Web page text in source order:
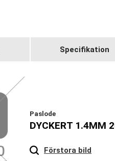
Specifikation
Paslode
DYCKERT 1.4MM
Förstora bild